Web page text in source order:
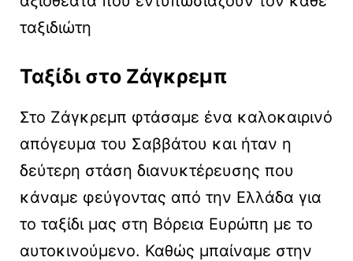
ταξιδιώτη
Ταξίδι στο Ζάγκρεμπ
Στο Ζάγκρεμπ φτάσαμε ένα καλοκαιρινό
απόγευμα του Σαββάτου και ήταν η
δεύτερη στάση διανυκτέρευσης που
κάναμε φεύγοντας από την Ελλάδα για
το ταξίδι μας στη Βόρεια Ευρώπη με το
αυτοκινούμενο. Καθώς μπαίναμε στην